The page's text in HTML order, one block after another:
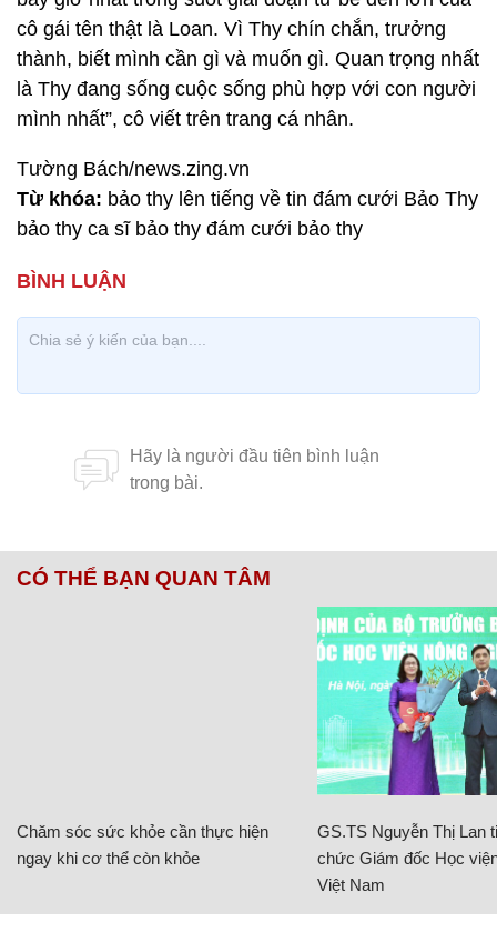
cô gái tên thật là Loan. Vì Thy chín chắn, trưởng
thành, biết mình cần gì và muốn gì. Quan trọng nhất
là Thy đang sống cuộc sống phù hợp với con người
mình nhất”, cô viết trên trang cá nhân.
Tường Bách/news.zing.vn
Từ khóa: bảo thy lên tiếng về tin đám cưới Bảo Thy
bảo thy ca sĩ bảo thy đám cưới bảo thy
CÓ THỂ BẠN QUAN TÂM
Chăm sóc sức khỏe cần thực hiện
ngay khi cơ thể còn khỏe
GS.TS Nguyễn Thị Lan
chức Giám đốc Học
Việt Nam